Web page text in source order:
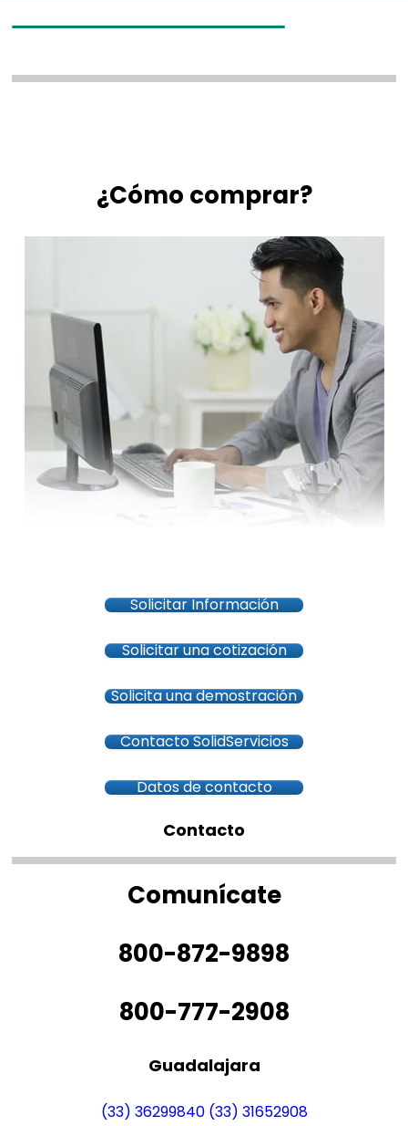
¿Cómo comprar?
Solicitar Información
Solicitar una cotización
Solicita una demostración
Contacto SolidServicios
Datos de contacto
Contacto
Comunícate
800-872-9898
800-777-2908
Guadalajara
(33) 36299840 (33) 31652908